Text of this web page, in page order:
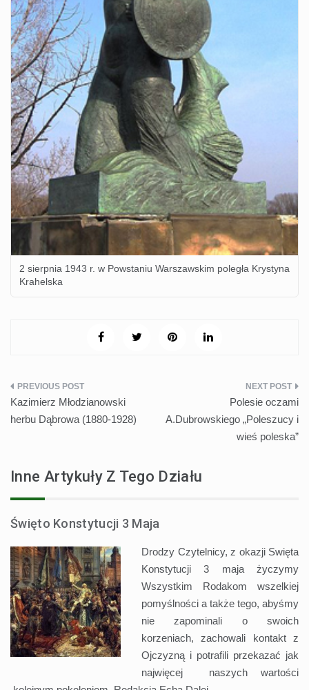
2 sierpnia 1943 r. w Powstaniu Warszawskim poległa Krystyna
Krahelska
Nawigacja
wpisu
Kazimierz Młodzianowski
herbu Dąbrowa (1880-1928)
Polesie oczami
A.Dubrowskiego „Poleszucy i
wieś poleska”
Inne Artykuły Z Tego Działu
Święto Konstytucji 3 Maja
Drodzy Czytelnicy, z okazji Swięta
Konstytucji 3 maja życzymy
Wszystkim Rodakom wszelkiej
pomyślności a także tego, abyśmy
nie zapominali o swoich
korzeniach, zachowali kontakt z
Ojczyzną i potrafili przekazać jak
najwięcej naszych wartości